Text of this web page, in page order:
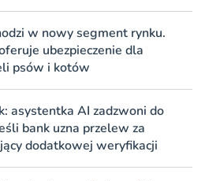
w nowy segment rynku.
ubezpieczenie dla
psów i kotów
asystentka AI zadzwoni do
bank uzna przelew za
dodatkowej weryfikacji